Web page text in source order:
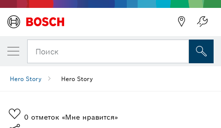
Поиск
Hero Story Hero Story
0 отметок «Мне нравится»